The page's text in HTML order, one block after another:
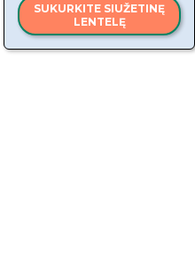
SUKURKITE SIUŽETINĘ
LENTELĘ